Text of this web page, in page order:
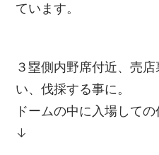
ています。
３塁側内野席付近、売
い、伐採する事に。
ドームの中に入場して
↓